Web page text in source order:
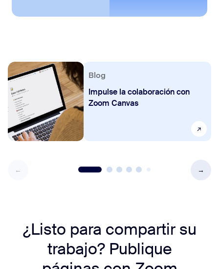
Blog
Impulse la colaboración con
Zoom Canvas
¿Listo para compartir su
trabajo? Publique